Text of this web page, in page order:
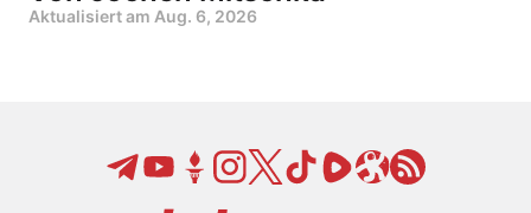
Aktualisiert am Aug. 6, 2026